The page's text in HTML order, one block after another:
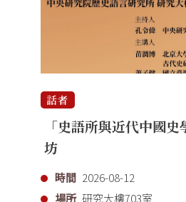
話者
「史語所與近代中國
坊
時間 2026-08-12
場所 研究大樓703室